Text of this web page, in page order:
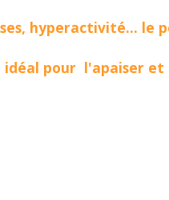
hyperactivité... le
pour l'apaiser et